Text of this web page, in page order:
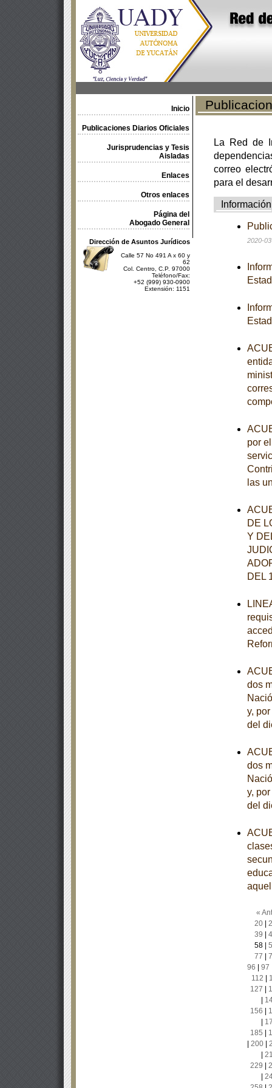
Inicio
Publicaciones Diarios Oficiales
Jurisprudencias y Tesis
Aisladas
Enlaces
Otros enlaces
Página del
Abogado General
Dirección de Asuntos Jurídicos
Calle 57 No 491 A x 60 y
62
Col. Centro, C.P. 97000
Teléfono/Fax:
+52 (999) 930-0900
Extensión: 1151
La Red de
correo
para el
Información
2020-
por
las
DE
Y
DEL
dos
y,
del
dos
y,
del
«
20|
39
58|
77
96
97
112
127
156
185
200|
229